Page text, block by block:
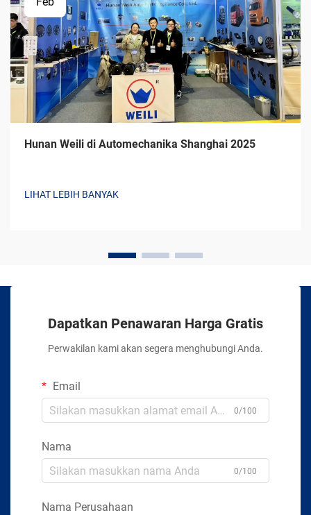
Hunan Weili di Automechanika Shanghai 2025
LIHAT LEBIH BANYAK
Dapatkan Penawaran Harga Gratis
Perwakilan kami akan segera menghubungi Anda.
Email
0/100
Nama
0/100
Nama Perusahaan